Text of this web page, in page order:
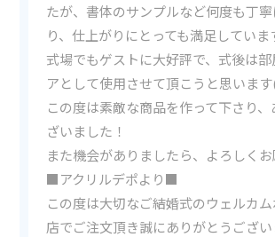
たが、書体のサンプルなど何度も丁
り、仕上がりにとっても満足していま
式場でもゲストに大好評で、式後は部
アとして使用させて頂こうと思いま
この度は素敵な商品を作って下さり
ざいました！
また機会がありましたら、よろしく
■アクリルデポより■
この度は大切なご結婚式のウェルカ
店でご注文頂き誠にありがとうござい